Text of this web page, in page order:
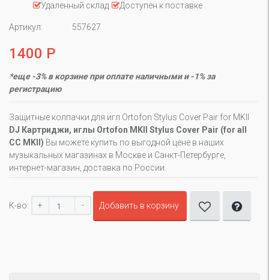
Удаленный склад
Доступен к поставке
Артикул: 557627
1400 Р
*еще -3% в корзине при оплате наличными и -1% за
регистрацию
Защитные колпачки для игл Ortofon Stylus Cover Pair for MKII
DJ Картриджи, иглы Ortofon MKII Stylus Cover Pair (for all
CC MKII) Вы можете купить по выгодной цене в наших
музыкальных магазинах в Москве и Санкт-Петербурге,
интернет-магазин, доставка по России.
К-во: + - Добавить в корзину